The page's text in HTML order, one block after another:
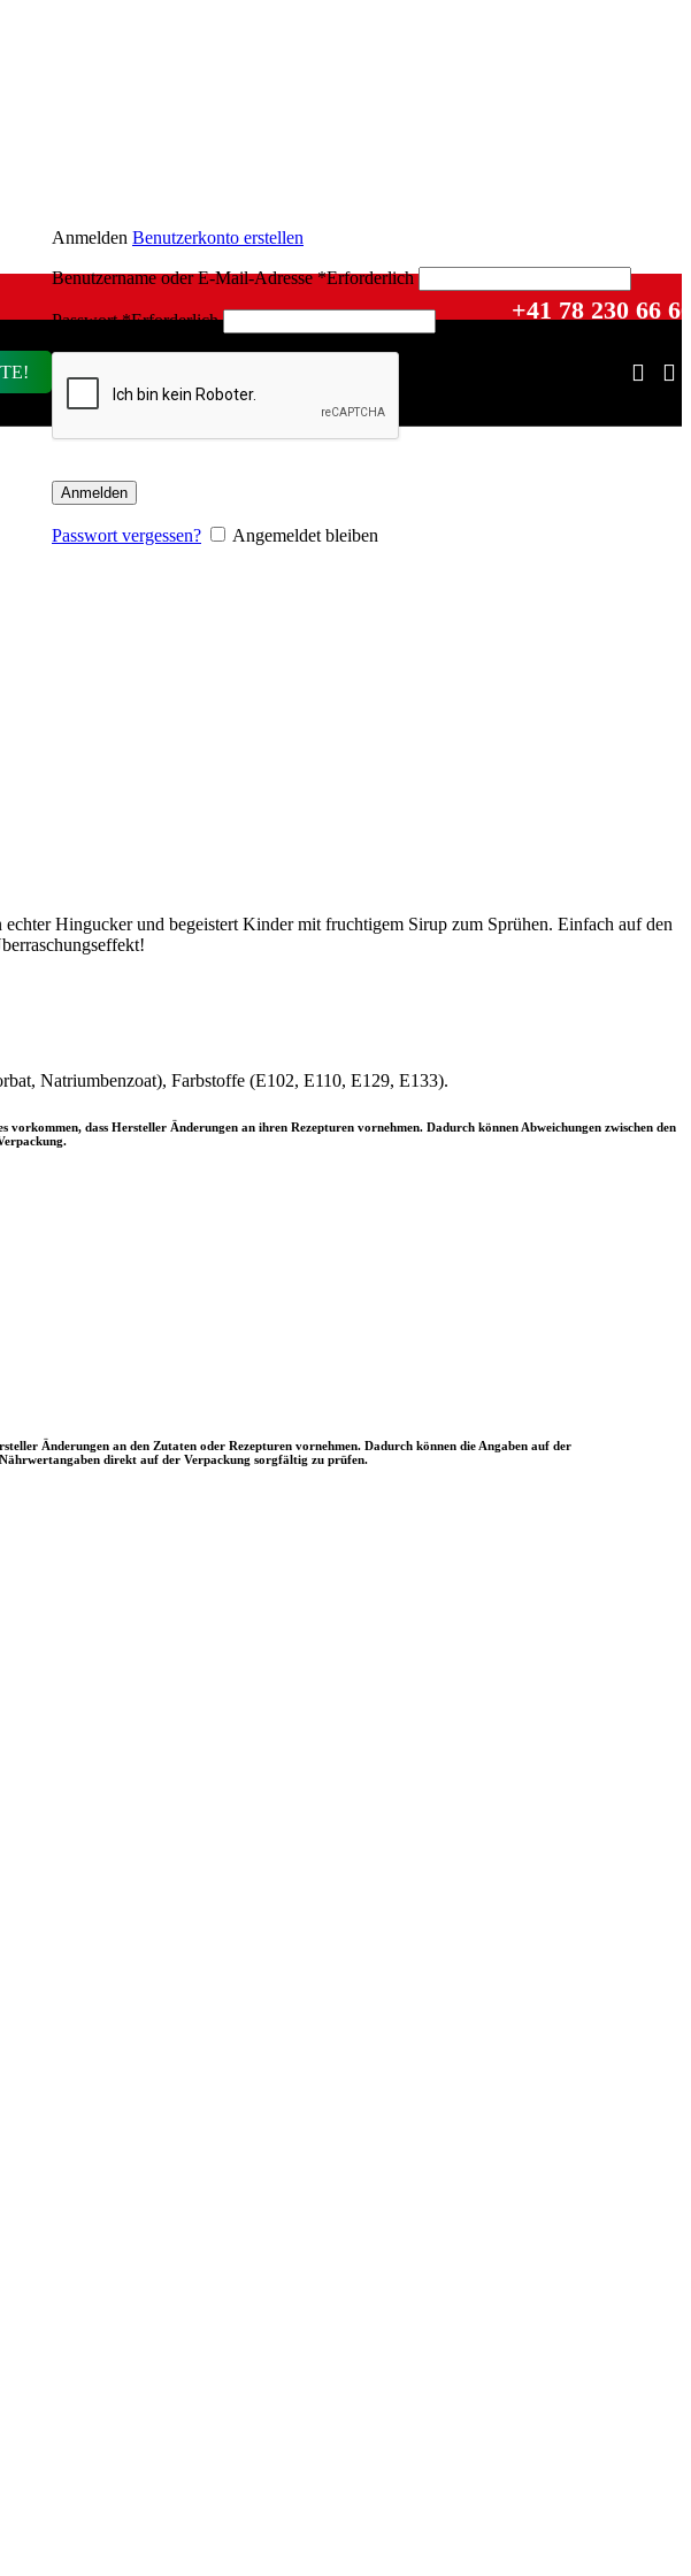
+41 78 230 66
Anmelden Benutzerkonto erstellen
Benutzername oder E-Mail-Adresse*Erforderlich
Passwort*Erforderlich
Anmelden
Passwort vergessen? Angemeldet bleiben
Hingucker und begeistert Kinder mit fruchtigem Sirup zum Sprühen. Einfach auf den
Natriumbenzoat), Farbstoffe (E102, E110, E129, E133).
dass Hersteller Änderungen an ihren Rezepturen vornehmen. Dadurch können Abweichungen zwischen den
Änderungen an den Zutaten oder Rezepturen vornehmen. Dadurch können die Angaben auf der
direkt auf der Verpackung sorgfältig zu prüfen.